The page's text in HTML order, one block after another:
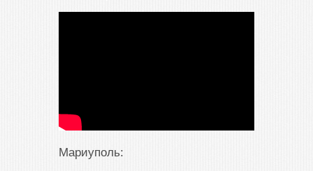
Мариуполь: